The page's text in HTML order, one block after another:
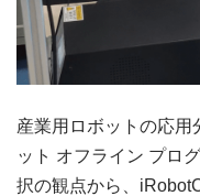
産業用ロボットの応用
ット オフライン プロ
択の観点から、